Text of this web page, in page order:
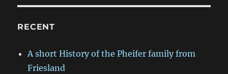
RECENT
A short History of the Pheifer family from
Friesland